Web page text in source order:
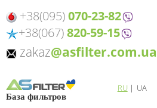
+38(095)070-23-82
+38(067)820-59-15
zakaz@asfilter.com.ua
База фильтров
RU| UA